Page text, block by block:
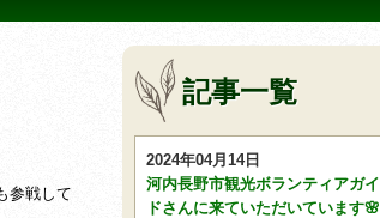
参戦して
記事一覧
2024年04月14日
河内長野市観光ボランティアガイ
ドさんに来ていただいています🌸